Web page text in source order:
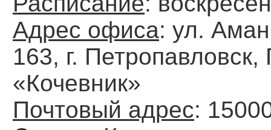
Адрес офиса: ул.
163, г. Петропавловск,
«Кочевник»
Почтовый адрес: